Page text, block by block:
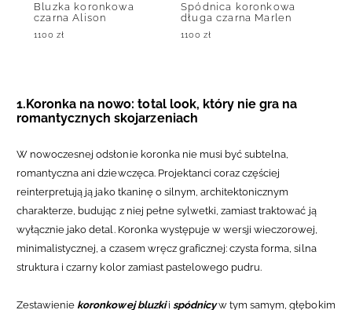
Bluzka koronkowa
czarna Alison
1100zł
Spódnica koronkowa
długa czarna Marlen
1100zł
1.Koronka na nowo: total look, który nie gra na
romantycznych skojarzeniach
W nowoczesnej odsłonie koronka nie musi być subtelna,
romantyczna ani dziewczęca. Projektanci coraz częściej
reinterpretują ją jako tkaninę o silnym, architektonicznym
charakterze, budując z niej pełne sylwetki, zamiast traktować ją
wyłącznie jako detal. Koronka występuje w wersji wieczorowej,
minimalistycznej, a czasem wręcz graficznej: czysta forma, silna
struktura i czarny kolor zamiast pastelowego pudru.
Zestawienie koronkowej bluzkii spódnicyw tym samym, głębokim